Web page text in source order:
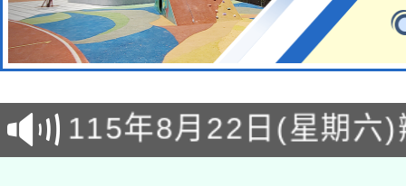
轉知經濟部水利署委託
業技術研究院辦理「
115年8月22日(星期六
桃園市孔廟祈福系列
2026年桃園地景藝術